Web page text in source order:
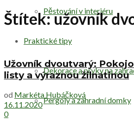
Pěstování v interiéru
Praktické tipy
Dekorace a prvky na
Pergoly a zahradní domky
Štítek:užovník
Užovník dvoutvarý:
listy a výraznou žilnatinou
od Markéta Hubáčková
16.11.2020
0